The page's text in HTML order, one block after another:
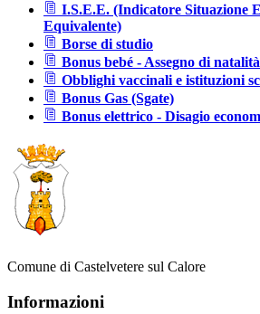
I.S.E.E. (Indicatore Situazione
Equivalente)
Borse di studio
Bonus bebé - Assegno di natalità
Obblighi vaccinali e istituzioni
Bonus Gas (Sgate)
Bonus elettrico - Disagio
Comune di Castelvetere sul Calore
Informazioni